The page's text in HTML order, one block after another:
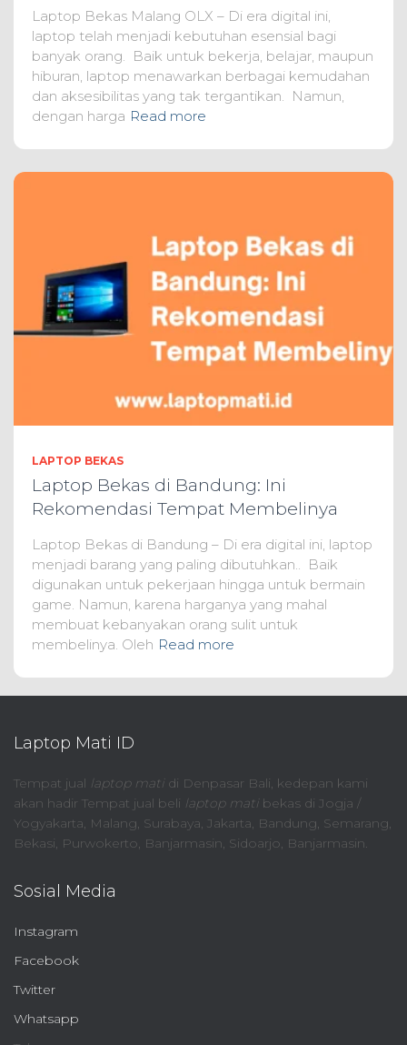
Laptop Bekas Malang OLX – Di era digital ini,
laptop telah menjadi kebutuhan esensial bagi
banyak orang. Baik untuk bekerja, belajar, maupun
hiburan, laptop menawarkan berbagai kemudahan
dan aksesibilitas yang tak tergantikan. Namun,
dengan harga Read more
LAPTOP BEKAS
Laptop Bekas di Bandung: Ini
Rekomendasi Tempat Membelinya
Laptop Bekas di Bandung – Di era digital ini, laptop
menjadi barang yang paling dibutuhkan.. Baik
digunakan untuk pekerjaan hingga untuk bermain
game. Namun, karena harganya yang mahal
membuat kebanyakan orang sulit untuk
membelinya. Oleh Read more
Laptop Mati ID
Tempat jual laptop matidi Denpasar Bali, kedepan kami
akan hadir Tempat jual beli laptop matibekas di Jogja /
Yogyakarta, Malang, Surabaya, Jakarta, Bandung, Semarang,
Bekasi, Purwokerto, Banjarmasin, Sidoarjo, Banjarmasin.
Sosial Media
Instagram
Facebook
Twitter
Whatsapp